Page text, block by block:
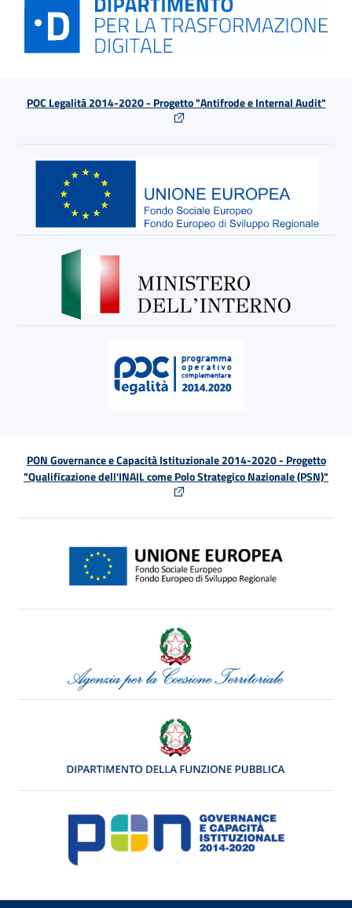
POC Legalità 2014-2020 - Progetto "Antifrode e Internal Audit"
PON Governance e Capacità Istituzionale 2014-2020 - Progetto
"Qualificazione dell'INAIL come Polo Strategico Nazionale (PSN)"